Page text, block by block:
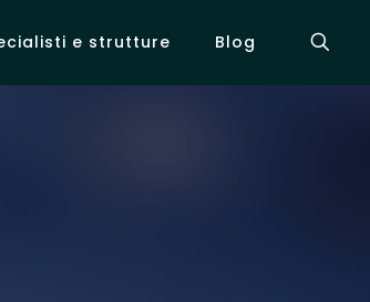
e strutture Blog